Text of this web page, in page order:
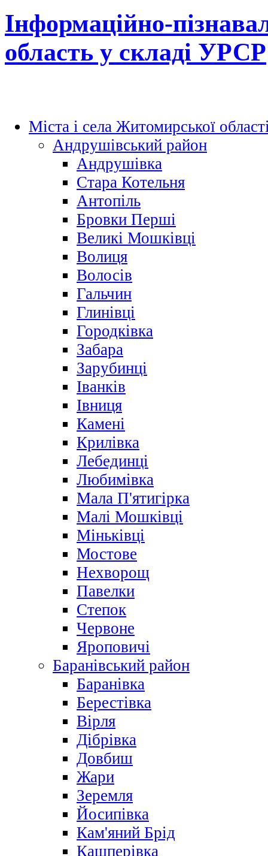
Інформаційно-
область у складі УРСР
Міста і села Житомирської
Андрушівський район
Андрушівка
Стара Котельня
Антопіль
Бровки Перші
Великі Мошківці
Волиця
Волосів
Гальчин
Глинівці
Городківка
Забара
Зарубинці
Іванків
Івниця
Камені
Крилівка
Лебединці
Любимівка
Мала П'ятигірка
Малі Мошківці
Міньківці
Мостове
Нехворощ
Павелки
Степок
Червоне
Яроповичі
Баранівський район
Баранівка
Берестівка
Вірля
Дібрівка
Довбиш
Жари
Зеремля
Йосипівка
Кам'яний Брід
Кашперівка